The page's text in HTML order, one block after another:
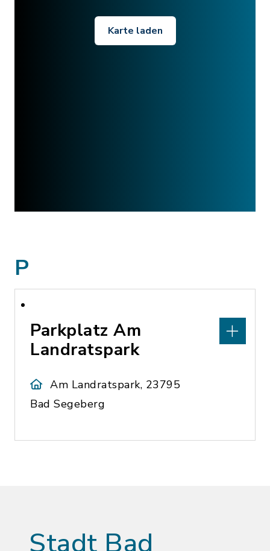
Karte laden
P
Parkplatz Am
Landratspark
Am Landratspark, 23795
Bad Segeberg
Stadt Bad